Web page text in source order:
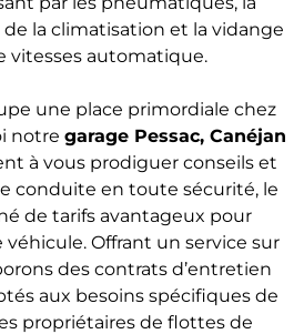
la climatisation et la vidange
vitesses automatique.
une place primordiale chez
notre garage Pessac, Canéjan
à vous prodiguer conseils et
conduite en toute sécurité, le
de tarifs avantageux pour
véhicule. Offrant un service sur
des contrats d’entretien
aux besoins spécifiques de
propriétaires de flottes de